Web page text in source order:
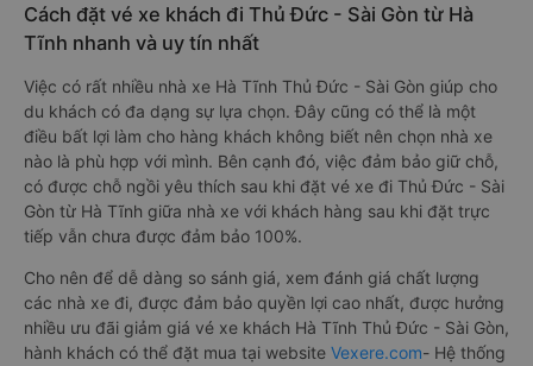
Cách đặt vé xe khách đi Thủ Đức - Sài Gòn từ Hà
Tĩnh nhanh và uy tín nhất
Việc có rất nhiều nhà xe Hà Tĩnh Thủ Đức - Sài Gòn giúp cho
du khách có đa dạng sự lựa chọn. Đây cũng có thể là một
điều bất lợi làm cho hàng khách không biết nên chọn nhà xe
nào là phù hợp với mình. Bên cạnh đó, việc đảm bảo giữ chỗ,
có được chỗ ngồi yêu thích sau khi đặt vé xe đi Thủ Đức - Sài
Gòn từ Hà Tĩnh giữa nhà xe với khách hàng sau khi đặt trực
tiếp vẫn chưa được đảm bảo 100%.
Cho nên để dễ dàng so sánh giá, xem đánh giá chất lượng
các nhà xe đi, được đảm bảo quyền lợi cao nhất, được hưởng
nhiều ưu đãi giảm giá vé xe khách Hà Tĩnh Thủ Đức - Sài Gòn,
hành khách có thể đặt mua tại website Vexere.com- Hệ thống